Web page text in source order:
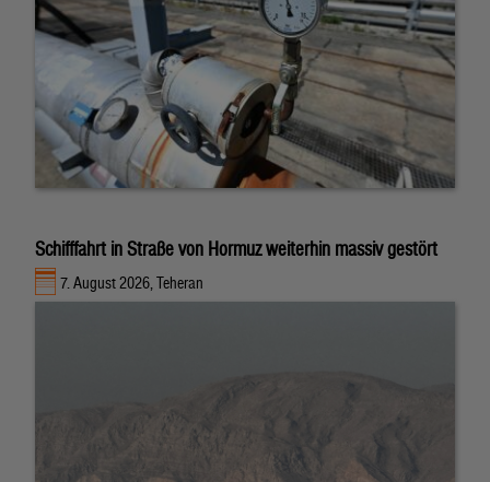
Schifffahrt in Straße von Hormuz weiterhin massiv gestört
7. August 2026, Teheran